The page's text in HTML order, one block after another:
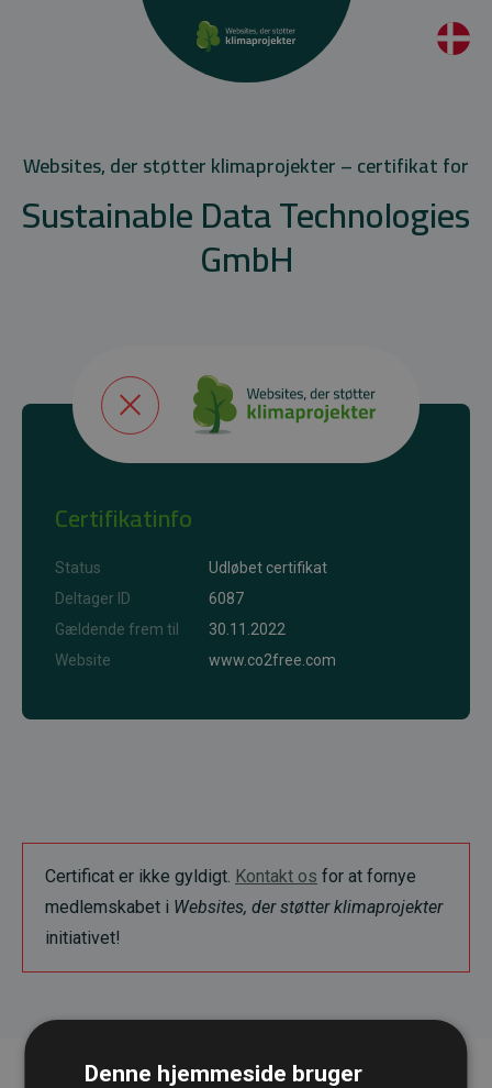
Websites, der støtter klimaprojekter – certifikat for
Sustainable Data Technologies
GmbH
Certifikatinfo
Status
Udløbet certifikat
Deltager ID
6087
Gældende frem til
30.11.2022
Website
www.co2free.com
Certificat er ikke gyldigt. Kontakt os for at fornye
medlemskabet i Websites, der støtter klimaprojekter
initiativet!
Denne hjemmeside bruger